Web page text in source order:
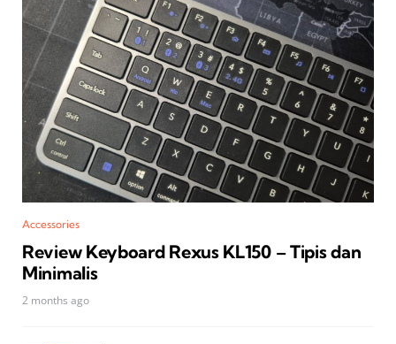
Accessories
Review Keyboard Rexus KL150 – Tipis dan
Minimalis
2 months ago